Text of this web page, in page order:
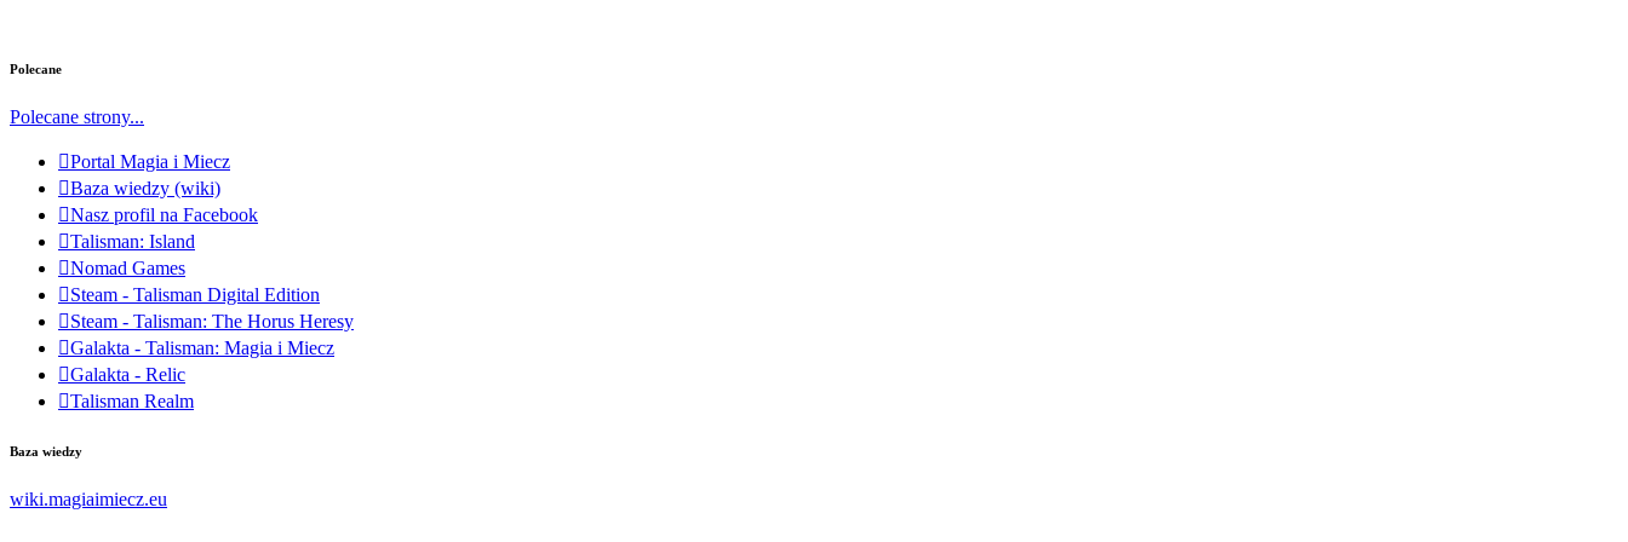
Polecane
Polecane strony...
Portal Magia i Miecz
Baza wiedzy (wiki)
Nasz profil na Facebook
Talisman: Island
Nomad Games
Steam - Talisman Digital Edition
Steam - Talisman: The Horus Heresy
Galakta - Talisman: Magia i Miecz
Galakta - Relic
Talisman Realm
Baza wiedzy
wiki.magiaimiecz.eu